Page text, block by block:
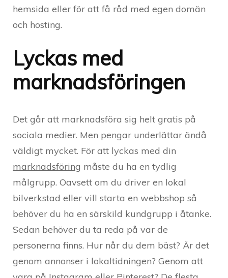
hemsida eller för att få råd med egen domän
och hosting.
Lyckas med
marknadsföringen
Det går att marknadsföra sig helt gratis på
sociala medier. Men pengar underlättar ändå
väldigt mycket. För att lyckas med din
marknadsföring måste du ha en tydlig
målgrupp. Oavsett om du driver en lokal
bilverkstad eller vill starta en webbshop så
behöver du ha en särskild kundgrupp i åtanke.
Sedan behöver du ta reda på var de
personerna finns. Hur når du dem bäst? Är det
genom annonser i lokaltidningen? Genom att